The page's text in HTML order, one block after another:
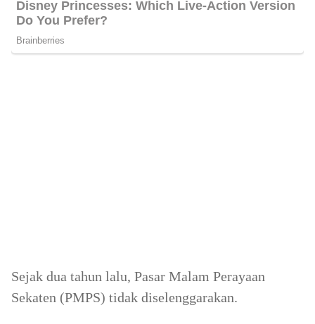
Sejak dua tahun lalu, Pasar Malam Perayaan
Sekaten (PMPS) tidak diselenggarakan.